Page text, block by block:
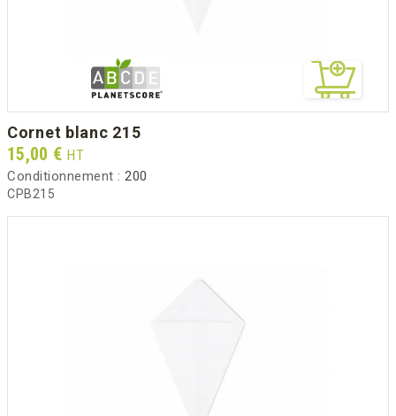
cornet blanc 215
Prix
15,00 € HT
Conditionnement : 200
CPB215